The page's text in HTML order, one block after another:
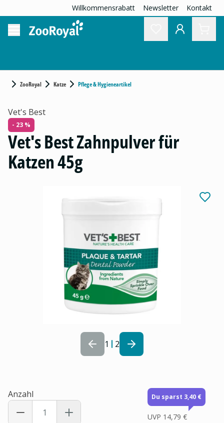
Willkommensrabatt Newsletter Kontakt
ZooRoyal Katze Pflege & Hygieneartikel
1 2
Vet's Best
- 23 %
Vet's Best Zahnpulver für
Katzen 45g
Anzahl Du sparst 3,40 €
UVP 14,79 €